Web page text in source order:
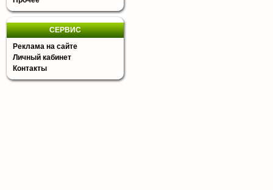
СЕРВИС
Реклама на сайте
Личный кабинет
Контакты